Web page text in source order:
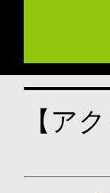
【ア